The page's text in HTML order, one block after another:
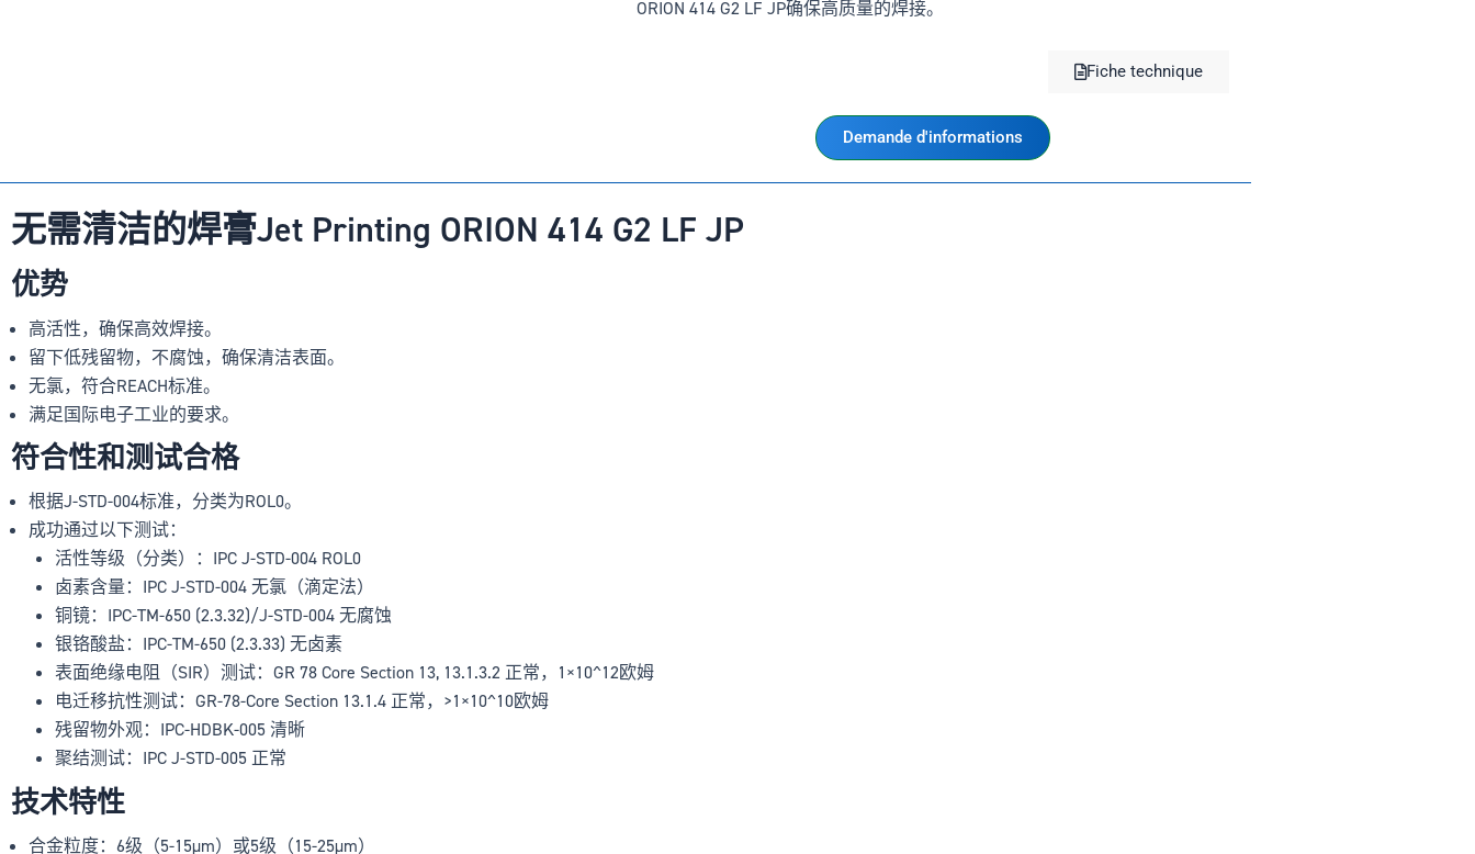
ORION 414 G2 LF JP确保高质量的焊接。
Fiche technique
Demande d'informations
无需清洁的焊膏Jet Printing ORION 414 G2 LF JP
优势
高活性，确保高效焊接。
留下低残留物，不腐蚀，确保清洁表面。
无氯，符合REACH标准。
满足国际电子工业的要求。
符合性和测试合格
根据J-STD-004标准，分类为ROL0。
成功通过以下测试：
活性等级（分类）：IPC J-STD-004 ROL0
卤素含量：IPC J-STD-004 无氯（滴定法）
铜镜：IPC-TM-650 (2.3.32)/J-STD-004 无腐蚀
银铬酸盐：IPC-TM-650 (2.3.33) 无卤素
表面绝缘电阻（SIR）测试：GR 78 Core Section 13, 13.1.3.2 正常，1×10^12欧姆
电迁移抗性测试：GR-78-Core Section 13.1.4 正常，>1×10^10欧姆
残留物外观：IPC-HDBK-005 清晰
聚结测试：IPC J-STD-005 正常
技术特性
合金粒度：6级（5-15µm）或5级（15-25µm）